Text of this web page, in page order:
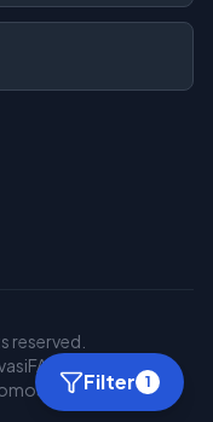
reserved.
FAQs
OnlineFilter 1